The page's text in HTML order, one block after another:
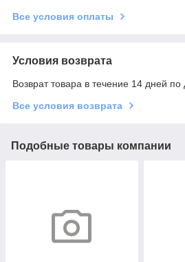
Все условия оплаты
Условия возврата
Возврат товара в течение 14 дней по
Все условия возврата
Подобные товары компании